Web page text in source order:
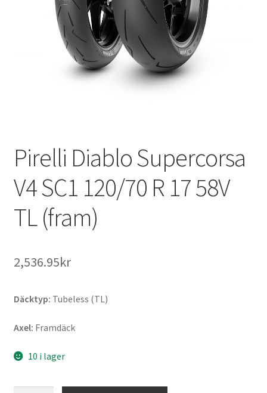
Pirelli Diablo Supercorsa
V4 SC1 120/70 R 17 58V
TL (fram)
2,536.95kr
Däcktyp: Tubeless (TL)
Axel: Framdäck
10 i lager